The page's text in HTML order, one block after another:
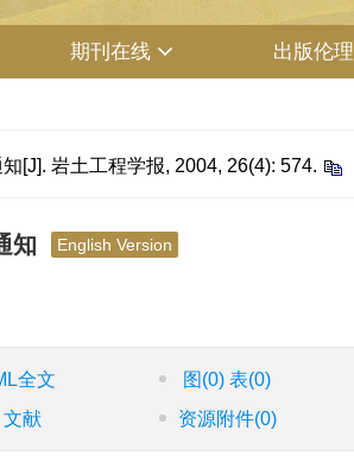
期刊在线 出版伦理
[J]. 岩土工程学报, 2004, 26(4): 574.
知 English Version
全文 图 (0) 表(0)
献 资源附件(0)